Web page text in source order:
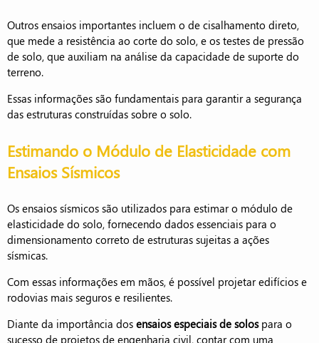
Outros ensaios importantes incluem o de cisalhamento direto,
que mede a resistência ao corte do solo, e os testes de pressão
de solo, que auxiliam na análise da capacidade de suporte do
terreno.
Essas informações são fundamentais para garantir a segurança
das estruturas construídas sobre o solo.
Estimando o Módulo de Elasticidade com
Ensaios Sísmicos
Os ensaios sísmicos são utilizados para estimar o módulo de
elasticidade do solo, fornecendo dados essenciais para o
dimensionamento correto de estruturas sujeitas a ações
sísmicas.
Com essas informações em mãos, é possível projetar edifícios e
rodovias mais seguros e resilientes.
Diante da importância dos ensaios especiais de solospara o
sucesso de projetos de engenharia civil, contar com uma